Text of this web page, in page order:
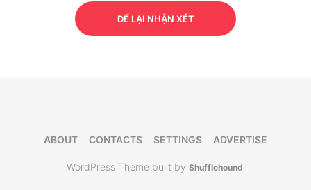
ĐỂ LẠI NHẬN XÉT
ABOUT CONTACTS SETTINGS ADVERTISE
WordPress Theme built by Shufflehound.